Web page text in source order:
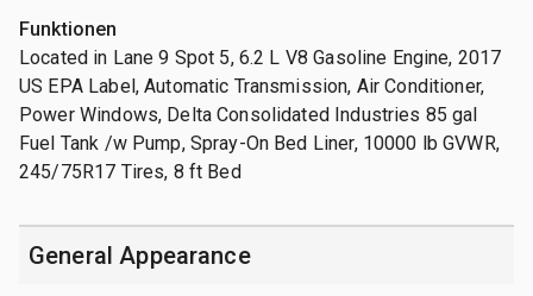
Funktionen
Located in Lane 9 Spot 5, 6.2 L V8 Gasoline Engine, 2017
US EPA Label, Automatic Transmission, Air Conditioner,
Power Windows, Delta Consolidated Industries 85 gal
Fuel Tank /w Pump, Spray-On Bed Liner, 10000 lb GVWR,
245/75R17 Tires, 8 ft Bed
General Appearance